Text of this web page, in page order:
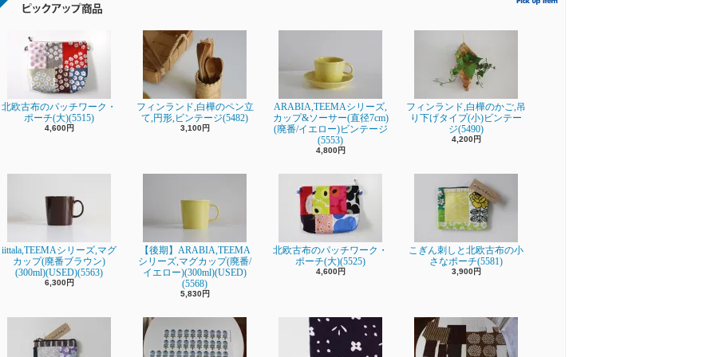
北欧古布のパッチワーク・
ポーチ(大)(5515)
4,600円
フィンランド,白樺のペン立
て,円形,ビンテージ(5482)
3,100円
ARABIA,TEEMAシリーズ,
カップ&ソーサー(直径7cm)
(廃番/イエロー)ビンテージ
(5553)
4,800円
フィンランド,白樺のかご,吊
り下げタイプ(小)ビンテー
ジ(5490)
4,200円
iittala,TEEMAシリーズ,マグ
カップ(廃番ブラウン)
(300ml)(USED)(5563)
6,300円
【後期】ARABIA,TEEMA
シリーズ,マグカップ(廃番/
イエロー)(300ml)(USED)
(5568)
5,830円
北欧古布のパッチワーク・
ポーチ(大)(5525)
4,600円
こぎん刺しと北欧古布の小
さなポーチ(5581)
3,900円